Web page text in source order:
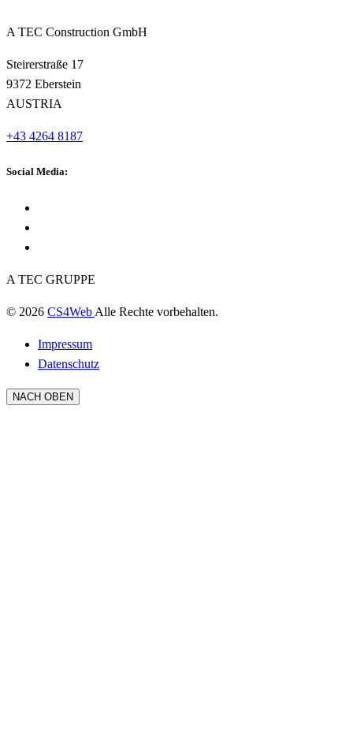
A TEC Construction GmbH
Steirerstraße 17
9372 Eberstein
AUSTRIA
+43 4264 8187
Social Media:
A TEC GRUPPE
© 2026 CS4Web Alle Rechte vorbehalten.
Impressum
Datenschutz
NACH OBEN